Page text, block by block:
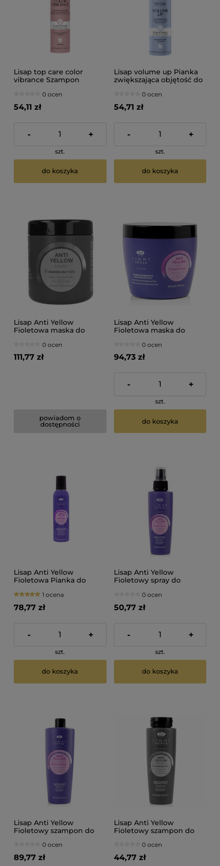
Lisap top care color
vibrance Szampon
włosów farbowanych
250ml
0 ocen
54,11 zł
- +
szt.
do koszyka
Lisap volume up Pianka
zwiększająca objętość do
0 ocen
54,71 zł
- +
szt.
do koszyka
Lisap Anti Yellow
Fioletowa maska do
0 ocen
111,77 zł
powiadom o
dostępności
Lisap Anti Yellow
Fioletowa maska do
0 ocen
94,73 zł
- +
szt.
do koszyka
Lisap Anti Yellow
Fioletowa Pianka do
1 ocena
78,77 zł
- +
szt.
do koszyka
Lisap Anti Yellow
Fioletowy spray do
0 ocen
50,77 zł
- +
szt.
do koszyka
Lisap Anti Yellow
Fioletowy szampon do
0 ocen
89,77 zł
Lisap Anti Yellow
Fioletowy szampon do
0 ocen
44,77 zł